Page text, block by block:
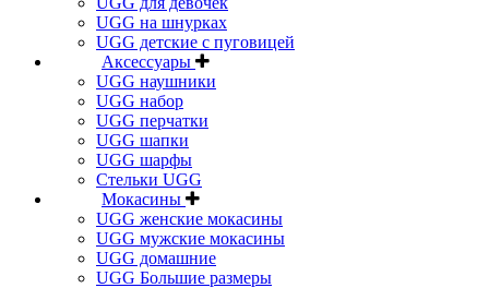
UGG на шнурках
UGG детские с пуговицей
Аксессуары
UGG наушники
UGG набор
UGG перчатки
UGG шапки
UGG шарфы
Стельки UGG
Мокасины
UGG женские мокасины
UGG мужские мокасины
UGG домашние
UGG Большие размеры